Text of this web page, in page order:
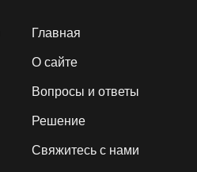
Главная
О сайте
Вопросы и ответы
Решение
Свяжитесь с нами